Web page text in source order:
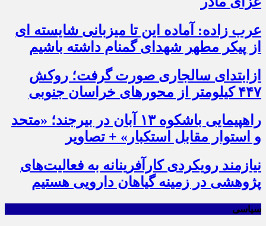
عرب زاده: آماده این تا میزبانی شایسته ای
از پیکر مطهر شهدای گمنام داشته باشیم
ازابتدای سالجاری صورت گرفت؛ روکش
۴۴۷ کیلومتر از محورهای خراسان جنوبی
راهپیمایی باشکوه ۱۳ آبان در بیرجند؛ «متحد
و استوار مقابل استکبار» + تصاویر
نیازمند رویکردی کارآفرینانه به فعالیت‌های
پژوهشی در زمینه گیاهان دارویی هستیم
سیاسی